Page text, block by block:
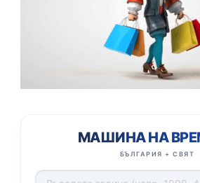
МАШИНА НА
БЪЛГАРИЯ + СВЯТ